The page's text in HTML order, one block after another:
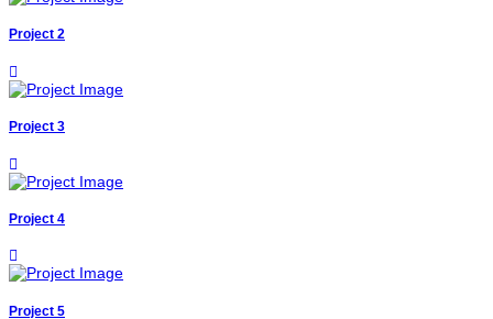
Project 2
Project 3
Project 4
Project 5